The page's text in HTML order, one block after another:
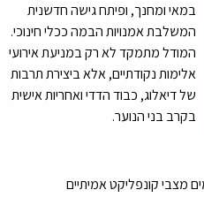
במאי ומחנך, ופיתח גישה חדשנית
המשלבת אמנויות הבמה ככלי חינוכי.
המודל מתמקד לא רק במניעת אירועי
אלימות נקודתיים, אלא ביצירת תרבות
של דיאלוג, כבוד הדדי ואחריות אישית
בקרב בני הנוער.
מצבי קונפליקט אמיתיים